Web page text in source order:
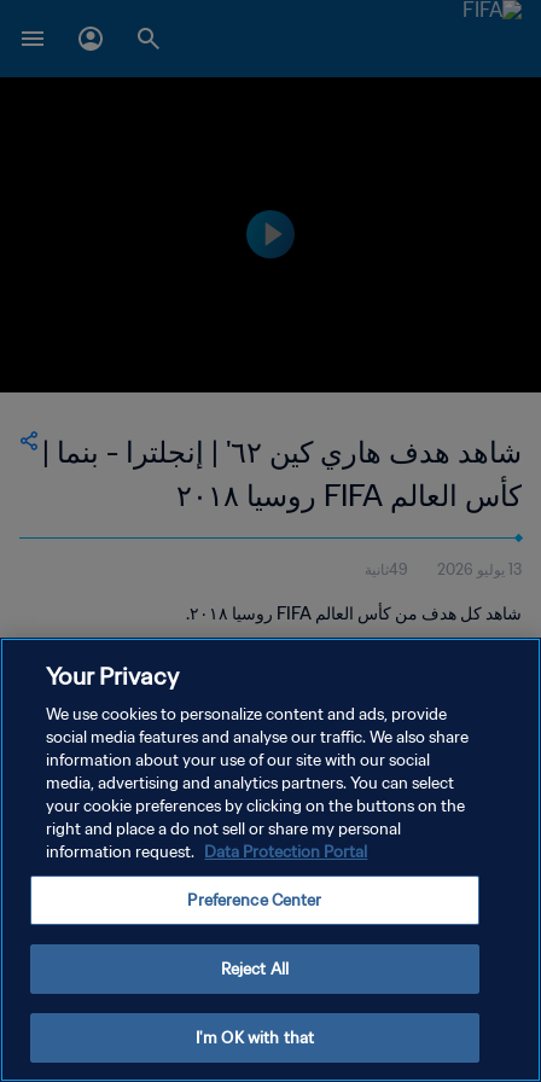
شاهد هدف هاري كين ٦٢' | إنجلترا - بنما |
كأس العالم FIFA روسيا ٢٠١٨
13 يوليو 2026 49ثانية
شاهد كل هدف من كأس العالم FIFA روسيا ٢٠١٨.
سياسة الخصوصية
شروط الخدمة
إدارة تفضيلات ملفات تعريف الارتباط
Your Privacy
We use cookies to personalize content and ads, provide
social media features and analyse our traffic. We also share
information about your use of our site with our social
media, advertising and analytics partners. You can select
your cookie preferences by clicking on the buttons on the
right and place a do not sell or share my personal
information request. Data Protection Portal
Preference Center
Reject All
I'm OK with that